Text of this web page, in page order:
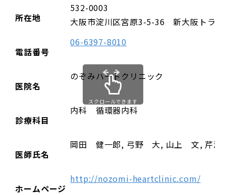
所在地
532-0003
大阪市淀川区宮原3-5-36 新大阪トラス
電話番号
06-6397-8010
医院名
のぞみハートクリニック
診療科目
内科 循環器内科
医師氏名
岡田 健一郎, 弓野 大, 山上 文, 芹
ホームページ
http://nozomi-heartclinic.com/
スクロールできます